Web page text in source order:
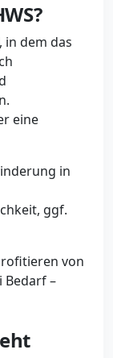
in dem das
eine
in
ggf.
von
Bedarf –